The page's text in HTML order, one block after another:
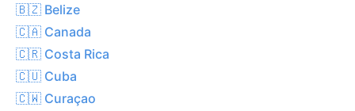
🇧🇿 Belize
🇨🇦 Canada
🇨🇷 Costa Rica
🇨🇺 Cuba
🇨🇼 Curaçao